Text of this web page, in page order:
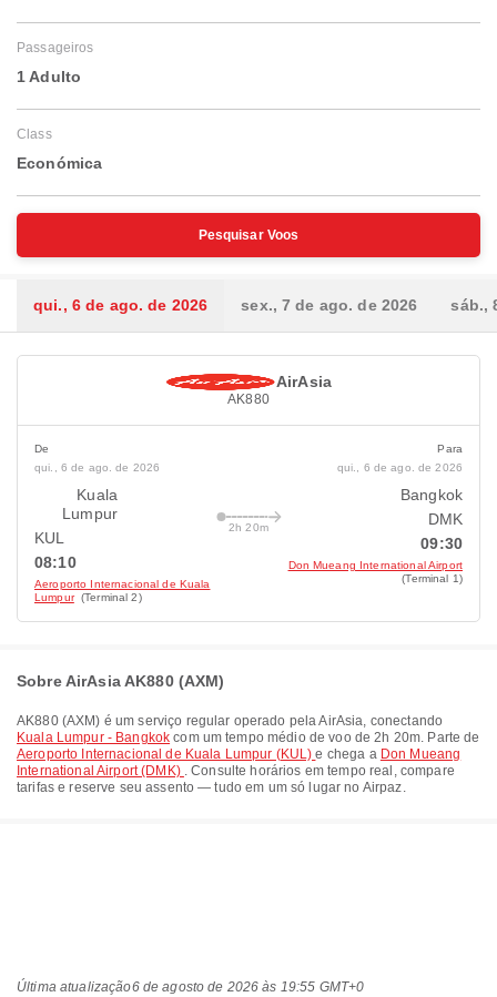
Passageiros
1 Adulto
Class
Económica
Pesquisar Voos
qui., 6 de ago. de 2026 sex., 7 de ago. de 2026 sáb.,
AirAsia
AK880
De
qui., 6 de ago. de 2026
Kuala
Lumpur
KUL
08:10
Aeroporto Internacional de Kuala
Lumpur (Terminal 2)
2h 20m
Para
qui., 6 de ago. de 2026
Bangkok
DMK
09:30
Don Mueang International Airport
(Terminal 1)
Sobre AirAsia AK880 (AXM)
AK880(AXM) é um serviço regular operado pelaAirAsia, conectando
Kuala Lumpur - Bangkok com um tempo médio de voo de2h 20m. Parte de
Aeroporto Internacional de Kuala Lumpur (KUL)e chega a Don Mueang
International Airport (DMK) . Consulte horários em tempo real, compare
tarifas e reserve seu assento — tudo em um só lugar no Airpaz.
Última atualização6 de agosto de 2026 às 19:55 GMT+0